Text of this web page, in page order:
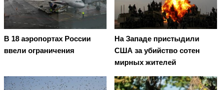
В 18 аэропортах России
ввели ограничения
На Западе пристыдили
США за убийство сотен
мирных жителей